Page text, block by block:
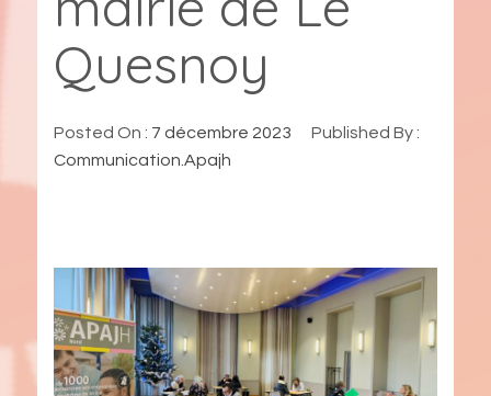
Quesnoy
Posted On : 7 décembre 2023
Published By :
Communication.Apajh